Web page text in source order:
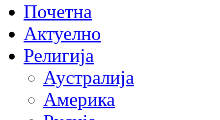
Почетна
Актуелно
Религија
Аустралија
Америка